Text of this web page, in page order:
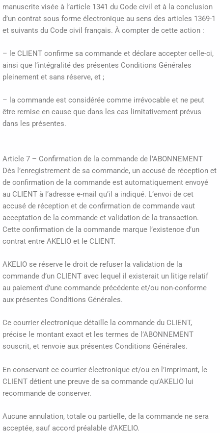
manuscrite visée à l’article 1341 du Code civil et à la conclusion
d’un contrat sous forme électronique au sens des articles 1369-1
et suivants du Code civil français. À compter de cette action :
– le CLIENT confirme sa commande et déclare accepter celle-ci,
ainsi que l’intégralité des présentes Conditions Générales
pleinement et sans réserve, et ;
– la commande est considérée comme irrévocable et ne peut
être remise en cause que dans les cas limitativement prévus
dans les présentes.
Article 7 – Confirmation de la commande de l’ABONNEMENT
Dès l’enregistrement de sa commande, un accusé de réception et
de confirmation de la commande est automatiquement envoyé
au CLIENT à l’adresse e-mail qu’il a indiqué. L’envoi de cet
accusé de réception et de confirmation de commande vaut
acceptation de la commande et validation de la transaction.
Cette confirmation de la commande marque l’existence d’un
contrat entre AKELIO et le CLIENT.
AKELIO se réserve le droit de refuser la validation de la
commande d’un CLIENT avec lequel il existerait un litige relatif
au paiement d’une commande précédente et/ou non-conforme
aux présentes Conditions Générales.
Ce courrier électronique détaille la commande du CLIENT,
précise le montant exact et les termes de l’ABONNEMENT
souscrit, et renvoie aux présentes Conditions Générales.
En conservant ce courrier électronique et/ou en l’imprimant, le
CLIENT détient une preuve de sa commande qu’AKELIO lui
recommande de conserver.
Aucune annulation, totale ou partielle, de la commande ne sera
acceptée, sauf accord préalable d’AKELIO.